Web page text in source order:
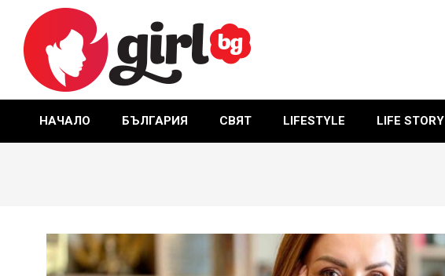
content
GIRL.BG
Primary
НАЧАЛО БЪЛГАРИЯ СВЯТ LIFESTYLE LIFE STORY